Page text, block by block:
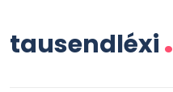
tausendléxi.